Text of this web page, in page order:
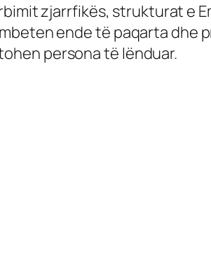
zjarrfikës, strukturat e
ende të paqarta
persona të lënduar.